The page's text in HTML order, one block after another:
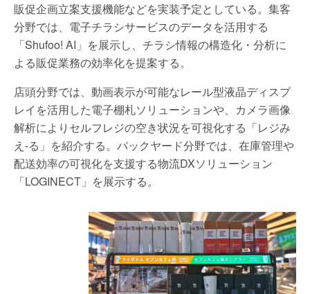
販促企画立案支援機能などを実装予定としている。集客
分野では、電子チラシサービスのデータを活用する
「Shufoo! AI」を展示し、チラシ情報の構造化・分析に
よる販促業務の効率化を提案する。
店頭分野では、動画表示が可能なレール型液晶ディスプ
レイを活用した電子棚札ソリューションや、カメラ画像
解析によりセルフレジの空き状況を可視化する「レジみ
え-る」を紹介する。バックヤード分野では、在庫管理や
配送効率の可視化を支援する物流DXソリューション
「LOGINECT」を展示する。